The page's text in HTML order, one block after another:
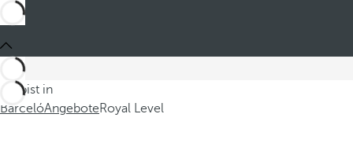
Du bist in
BarcelóAngeboteRoyal Level